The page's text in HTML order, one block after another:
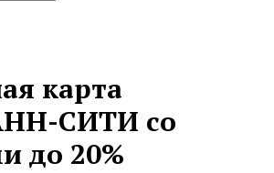
карта
СИТИ со
до 20%